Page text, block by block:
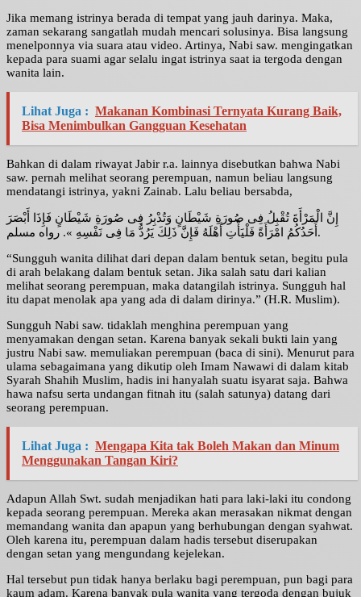
Jika memang istrinya berada di tempat yang jauh darinya. Maka,
zaman sekarang sangatlah mudah mencari solusinya. Bisa langsung
menelponnya via suara atau video. Artinya, Nabi saw. mengingatkan
kepada para suami agar selalu ingat istrinya saat ia tergoda dengan
wanita lain.
Lihat Juga : Makanan Kombinasi Ternyata Kurang Baik,
Bisa Menimbulkan Gangguan Kesehatan
Bahkan di dalam riwayat Jabir r.a. lainnya disebutkan bahwa Nabi
saw. pernah melihat seorang perempuan, namun beliau langsung
mendatangi istrinya, yakni Zainab. Lalu beliau bersabda,
إِنَّ الْمَرْأَةَ تُقْبِلُ فِى صُورَةِ شَيْطَانٍ وَتُدْبِرُ فِى صُورَةِ شَيْطَانٍ فَإِذَا أَبْصَرَ
أَحَدُكُمُ امْرَأَةً فَلْيَأْتِ أَهْلَهُ فَإِنَّ ذَلِكَ يَرُدُّ مَا فِى نَفْسِهِ ». رواه مسلم.
“Sungguh wanita dilihat dari depan dalam bentuk setan, begitu pula
di arah belakang dalam bentuk setan. Jika salah satu dari kalian
melihat seorang perempuan, maka datangilah istrinya. Sungguh hal
itu dapat menolak apa yang ada di dalam dirinya.” (H.R. Muslim).
Sungguh Nabi saw. tidaklah menghina perempuan yang
menyamakan dengan setan. Karena banyak sekali bukti lain yang
justru Nabi saw. memuliakan perempuan (baca di sini). Menurut para
ulama sebagaimana yang dikutip oleh Imam Nawawi di dalam kitab
Syarah Shahih Muslim, hadis ini hanyalah suatu isyarat saja. Bahwa
hawa nafsu serta undangan fitnah itu (salah satunya) datang dari
seorang perempuan.
Lihat Juga : Mengapa Kita tak Boleh Makan dan Minum
Menggunakan Tangan Kiri?
Adapun Allah Swt. sudah menjadikan hati para laki-laki itu condong
kepada seorang perempuan. Mereka akan merasakan nikmat dengan
memandang wanita dan apapun yang berhubungan dengan syahwat.
Oleh karena itu, perempuan dalam hadis tersebut diserupakan
dengan setan yang mengundang kejelekan.
Hal tersebut pun tidak hanya berlaku bagi perempuan, pun bagi para
kaum adam. Karena banyak pula wanita yang tergoda dengan bujuk